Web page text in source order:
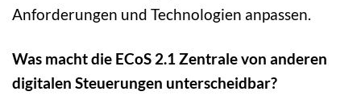
Anforderungen und Technologien anpassen.
Was macht die ECoS 2.1 Zentrale von anderen
digitalen Steuerungen unterscheidbar?